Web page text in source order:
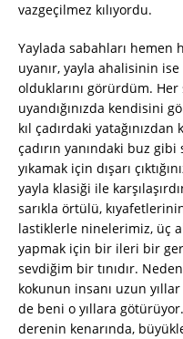
vazgeçilmez kılıyordu.
Yaylada sabahları hemen
uyanır, yayla ahalisinin ise
olduklarını görürdüm.
uyandığınızda kendisini
kıl çadırdaki
çadırın yanındaki buz
yıkamak için dışarı
yayla klasiği ile
sarıkla örtülü,
lastiklerle ninelerimiz, üç
yapmak için bir ileri bir
sevdiğim bir tınıdır.
kokunun insanı uzun
de beni o yıllara
derenin kenarında,